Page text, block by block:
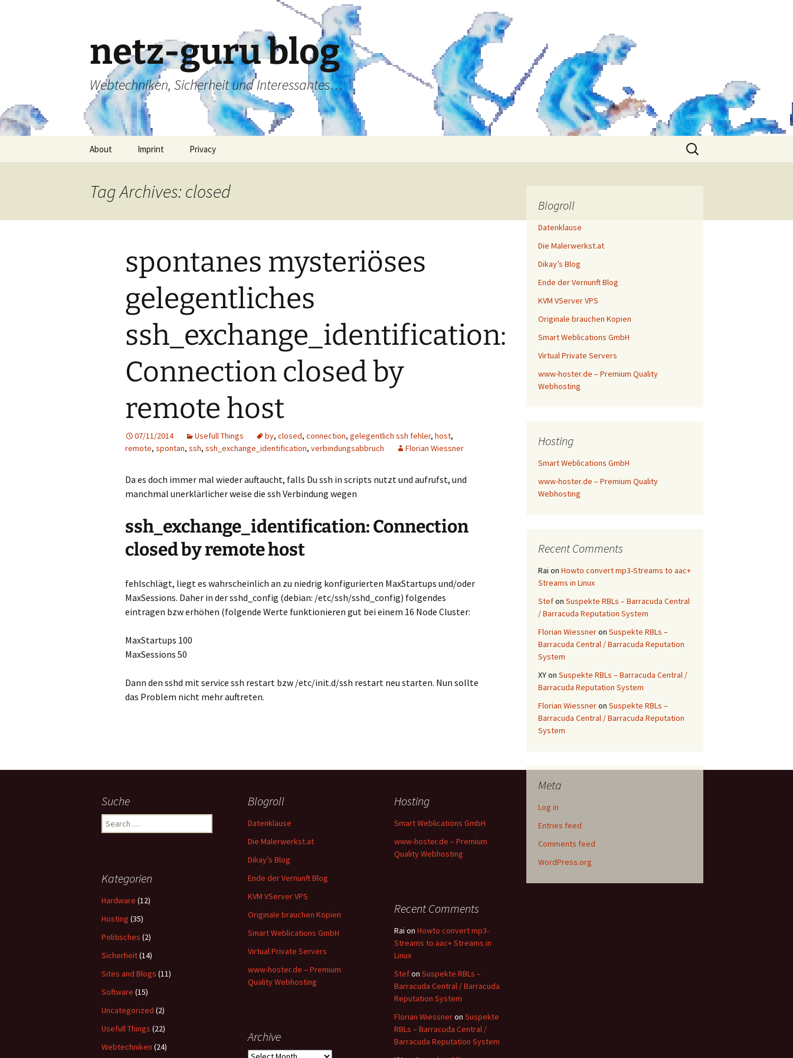
netz-guru blog
Webtechniken, Sicherheit und Interessantes…
About Imprint Privacy
Search
for:
Tag Archives: closed
spontanes mysteriöses
gelegentliches
ssh_exchange_identification:
Connection closed by
remote host
07/11/2014 Usefull Things by, closed, connection, gelegentlich ssh fehler, host,
remote, spontan, ssh, ssh_exchange_identification, verbindungsabbruch Florian Wiessner
Da es doch immer mal wieder auftaucht, falls Du ssh in scripts nutzt und aufrufst, und
manchmal unerklärlicher weise die ssh Verbindung wegen
ssh_exchange_identification: Connection
closed by remote host
fehlschlägt, liegt es wahrscheinlich an zu niedrig konfigurierten MaxStartups und/oder
MaxSessions. Daher in der sshd_config (debian: /etc/ssh/sshd_config) folgendes
eintragen bzw erhöhen (folgende Werte funktionieren gut bei einem 16 Node Cluster:
MaxStartups 100
MaxSessions 50
Dann den sshd mit service ssh restart bzw /etc/init.d/ssh restart neu starten. Nun sollte
das Problem nicht mehr auftreten.
Blogroll
Datenklause
Die Malerwerkst.at
Dikay’s Blog
Ende der Vernunft Blog
KVM VServer VPS
Originale brauchen Kopien
Smart Weblications GmbH
Virtual Private Servers
www-hoster.de – Premium Quality
Webhosting
Hosting
Smart Weblications GmbH
www-hoster.de – Premium Quality
Webhosting
Recent Comments
Rai on Howto convert mp3-Streams to aac+
Streams in Linux
Stefon Suspekte RBLs – Barracuda Central
/ Barracuda Reputation System
Florian Wiessneron Suspekte RBLs –
Barracuda Central / Barracuda Reputation
System
XYon Suspekte RBLs – Barracuda Central /
Barracuda Reputation System
Florian Wiessneron Suspekte RBLs –
Barracuda Central / Barracuda Reputation
System
Meta
Log in
Entries feed
Comments feed
WordPress.org
Suche
Search
for:
Blogroll
Datenklause
Die Malerwerkst.at
Dikay’s Blog
Ende der Vernunft Blog
KVM VServer VPS
Originale brauchen Kopien
Smart Weblications GmbH
Virtual Private Servers
www-hoster.de – Premium
Quality Webhosting
Hosting
Smart Weblications GmbH
www-hoster.de – Premium
Quality Webhosting
Kategorien
Hardware (12)
Hosting (35)
Politisches (2)
Sicherheit(14)
Sites and Blogs (11)
Software (15)
Uncategorized (2)
Usefull Things (22)
Webtechniken (24)
Recent Comments
Rai on Howto convert mp3-
Streams to aac+ Streams in
Linux
Stefon Suspekte RBLs –
Barracuda Central / Barracuda
Reputation System
Florian Wiessneron Suspekte
RBLs – Barracuda Central /
Barracuda Reputation System
Archive
Archive